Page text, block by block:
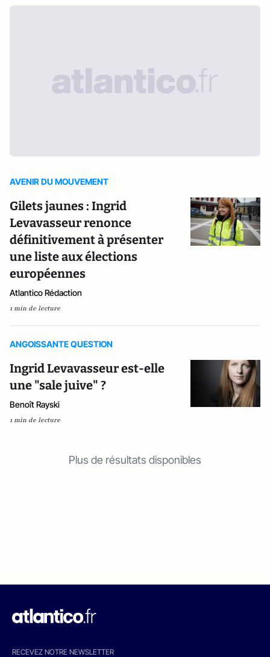
AVENIR DU MOUVEMENT
Gilets jaunes : Ingrid
Levavasseur renonce
définitivement à présenter
une liste aux élections
européennes
Atlantico Rédaction
1 min de lecture
ANGOISSANTE QUESTION
Ingrid Levavasseur est-elle
une "sale juive" ?
Benoît Rayski
1 min de lecture
Plus de résultats disponibles
RECEVEZ NOTRE NEWSLETTER